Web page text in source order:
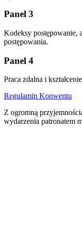
Panel 3
Kodeksy postępowanie,
postępowania.
Panel 4
Praca zdalna i
Regulamin Konwentu
Z ogromną
wydarzenia patronatem